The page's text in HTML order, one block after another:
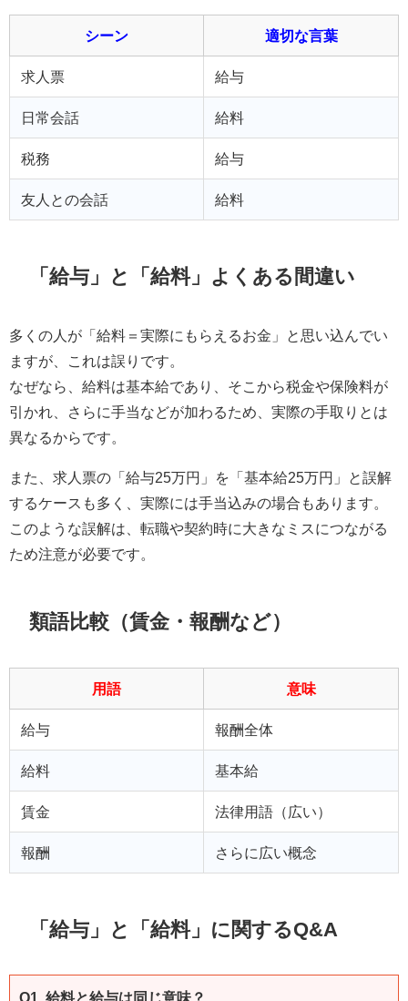
シーン 適切な言葉
求人票 給与
日常会話 給料
税務 給与
友人との会話 給料
「給与」と「給料」よくある間違い
多くの人が「給料＝実際にもらえるお金」と思い込んでい
ますが、これは誤りです。
なぜなら、給料は基本給であり、そこから税金や保険料が
引かれ、さらに手当などが加わるため、実際の手取りとは
異なるからです。
また、求人票の「給与25万円」を「基本給25万円」と誤解
するケースも多く、実際には手当込みの場合もあります。
このような誤解は、転職や契約時に大きなミスにつながる
ため注意が必要です。
類語比較（賃金・報酬など）
用語 意味
給与 報酬全体
給料 基本給
賃金 法律用語（広い）
報酬 さらに広い概念
「給与」と「給料」に関するQ&A
Q1. 給料と給与は同じ意味？